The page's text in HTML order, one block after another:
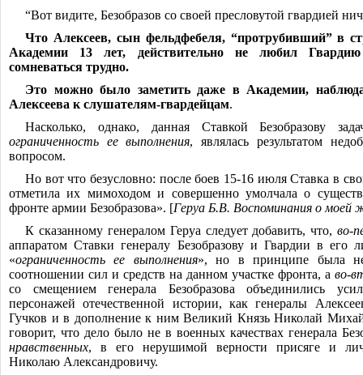
“Вот видите, Безобразов со своей пресловутой гвардией
Что Алексеев, сын фельдфебеля, “протрубивший” в
Академии 13 лет, действительно не любил
сомневаться трудно.
Это можно было заметить даже в Академии,
Алексеева к слушателям-гвардейцам.
Насколько, однако, данная Ставкой Безобразову
ограниченность ее выполнения, являлась результатом
вопросом.
Но вот что безусловно: после боев 15-16 июля Ставка в
отметила их мимоходом и совершенно умолчала о
фронте армии Безобразова». [Геруа Б.В. Воспоминания о моей
К сказанному генералом Геруа следует добавить, что,во-
аппаратом Ставки генералу Безобразову и Гвардии в его
«ограниченность ее выполнения», но в принципе была
соотношении сил и средств на данном участке фронта, а во-
со смещением генерала Безобразова объединились
персонажей отечественной истории, как генералы
Гучков и в дополнение к ним Великий Князь Николай
говорит, что дело было не в военных качествах генерала
нравственных, в его нерушимой верности присяге и
Николаю Александровичу.